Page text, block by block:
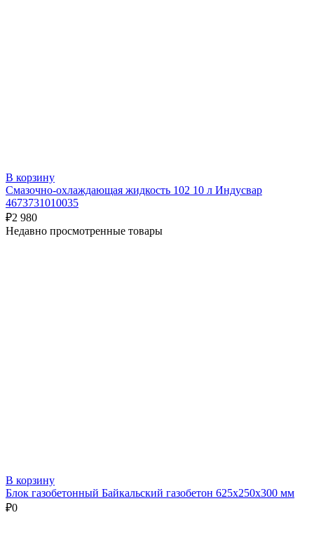
В корзину
Смазочно-охлаждающая жидкость 102 10 л Индусвар
4673731010035
₽2 980
Недавно просмотренные товары
В корзину
Блок газобетонный Байкальский газобетон 625х250х300 мм
₽0